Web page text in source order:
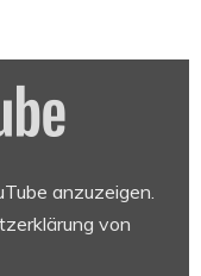
anzuzeigen.
von